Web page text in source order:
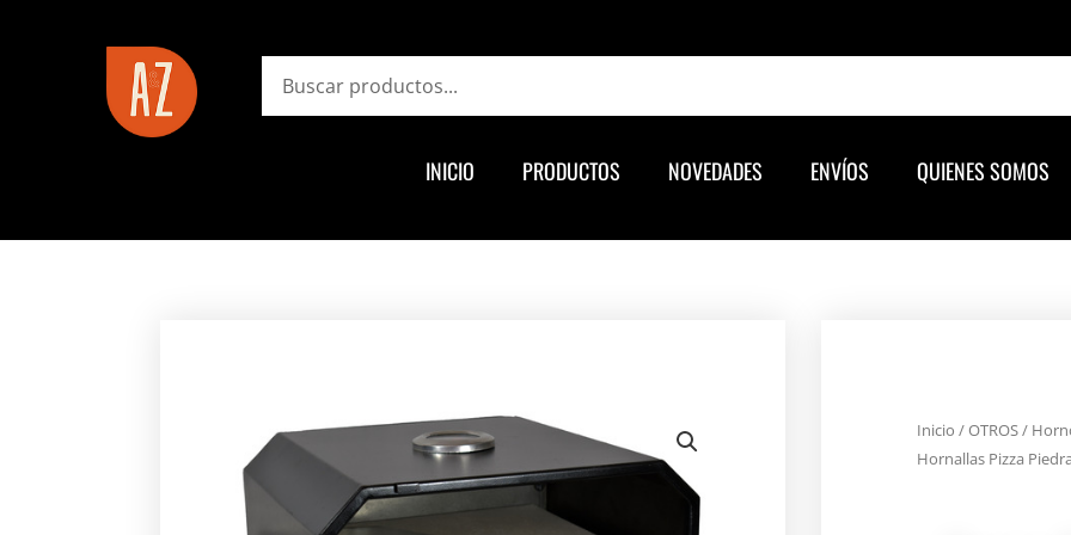
INICIO PRODUCTOS NOVEDADES ENVÍOS QUIENES SOMOS
Inicio /OTROS/
Hornallas Pizza Piedra